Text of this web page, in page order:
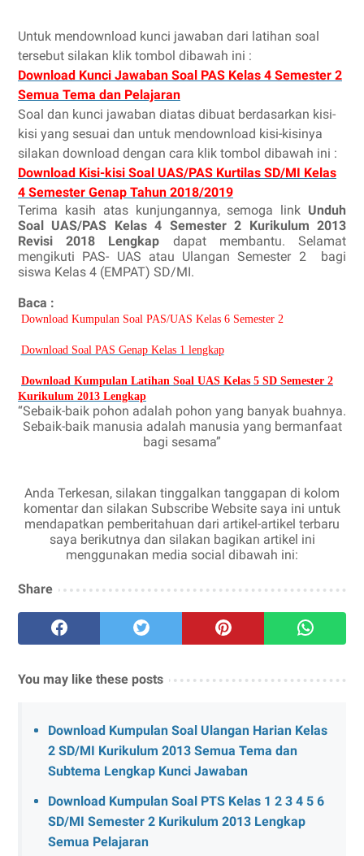
Untuk mendownload kunci jawaban dari latihan soal
tersebut silakan klik tombol dibawah ini :
Download Kunci Jawaban Soal PAS Kelas 4 Semester 2
Semua Tema dan Pelajaran
Soal dan kunci jawaban diatas dibuat berdasarkan kisi-
kisi yang sesuai dan untuk mendownload kisi-kisinya
silakan download dengan cara klik tombol dibawah ini :
Download Kisi-kisi Soal UAS/PAS Kurtilas SD/MI Kelas
4 Semester Genap Tahun 2018/2019
Terima kasih atas kunjungannya, semoga link Unduh
Soal UAS/PAS Kelas 4 Semester 2 Kurikulum 2013
Revisi 2018 Lengkap
dapat membantu. Selamat
mengikuti PAS- UAS atau Ulangan Semester 2 bagi
siswa Kelas 4 (EMPAT) SD/MI.
Baca :
Download Kumpulan Soal PAS/UAS Kelas 6 Semester 2
Download Soal PAS Genap Kelas 1 lengkap
Download Kumpulan Latihan Soal UAS Kelas 5 SD Semester 2
Kurikulum 2013 Lengkap
“Sebaik-baik pohon adalah pohon yang banyak buahnya.
Sebaik-baik manusia adalah manusia yang bermanfaat
bagi sesama”
Anda Terkesan, silakan tinggalkan tanggapan di kolom
komentar dan silakan Subscribe Website saya ini untuk
mendapatkan pemberitahuan dari artikel-artikel terbaru
saya berikutnya dan silakan bagikan artikel ini
menggunakan media social dibawah ini:
Share
You may like these posts
Download Kumpulan Soal Ulangan Harian Kelas
2 SD/MI Kurikulum 2013 Semua Tema dan
Subtema Lengkap Kunci Jawaban
Download Kumpulan Soal PTS Kelas 1 2 3 4 5 6
SD/MI Semester 2 Kurikulum 2013 Lengkap
Semua Pelajaran